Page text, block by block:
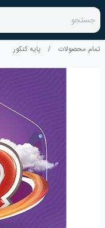
جستجو
تمام محصولات / پایه کنکور